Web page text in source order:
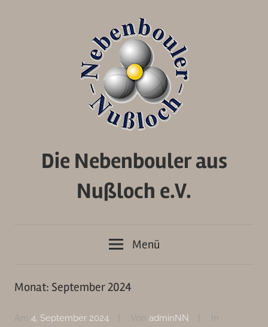
Die Nebenbouler aus
Nußloch e.V.
Menü
Monat: September 2024
Am 4. September 2024 Von adminNN
In